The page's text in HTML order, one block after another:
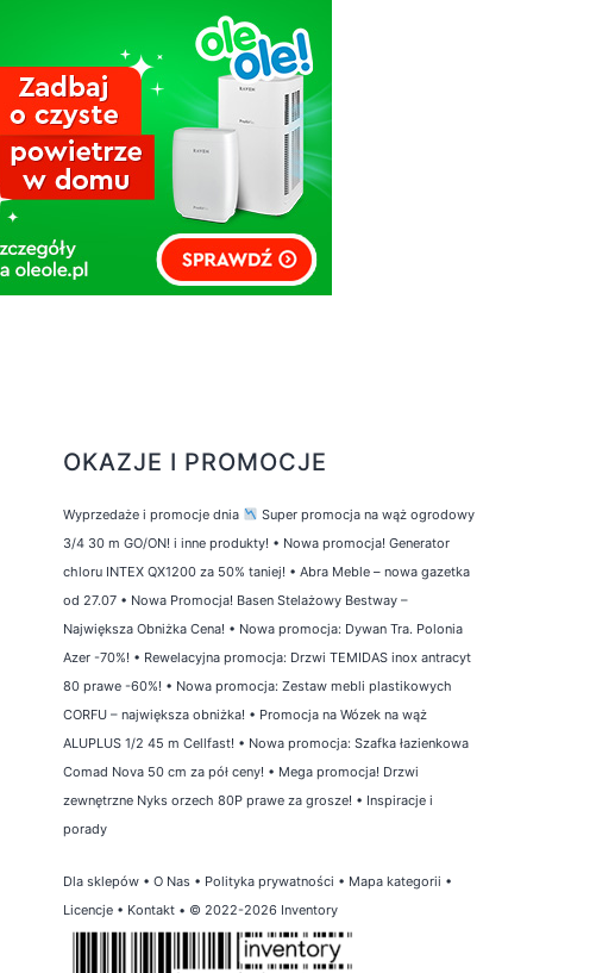
OKAZJE I PROMOCJE
Wyprzedaże i promocje dnia
Super promocja na wąż ogrodowy
3/4 30 m GO/ON! i inne produkty! • Nowa promocja! Generator
chloru INTEX QX1200 za 50% taniej! • Abra Meble – nowa gazetka
od 27.07 • Nowa Promocja! Basen Stelażowy Bestway –
Największa Obniżka Cena! • Nowa promocja: Dywan Tra. Polonia
Azer -70%! • Rewelacyjna promocja: Drzwi TEMIDAS inox antracyt
80 prawe -60%! • Nowa promocja: Zestaw mebli plastikowych
CORFU – największa obniżka! • Promocja na Wózek na wąż
ALUPLUS 1/2 45 m Cellfast! • Nowa promocja: Szafka łazienkowa
Comad Nova 50 cm za pół ceny! • Mega promocja! Drzwi
zewnętrzne Nyks orzech 80P prawe za grosze! • Inspiracje i
porady
Dla sklepów • O Nas • Polityka prywatności • Mapa kategorii •
Licencje • Kontakt • © 2022-2026 Inventory